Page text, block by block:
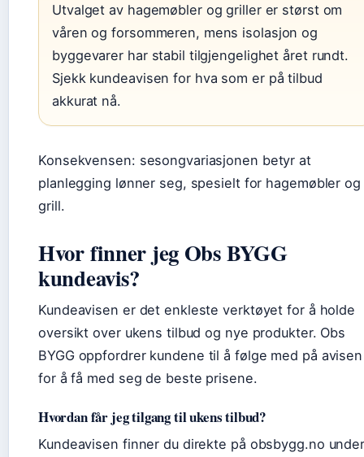
Utvalget av hagemøbler og griller er størst om
våren og forsommeren, mens isolasjon og
byggevarer har stabil tilgjengelighet året rundt.
Sjekk kundeavisen for hva som er på tilbud
akkurat nå.
Konsekvensen: sesongvariasjonen betyr at
planlegging lønner seg, spesielt for hagemøbler og
grill.
Hvor finner jeg Obs BYGG
kundeavis?
Kundeavisen er det enkleste verktøyet for å holde
oversikt over ukens tilbud og nye produkter. Obs
BYGG oppfordrer kundene til å følge med på avisen
for å få med seg de beste prisene.
Hvordan får jeg tilgang til ukens tilbud?
Kundeavisen finner du direkte på obsbygg.no